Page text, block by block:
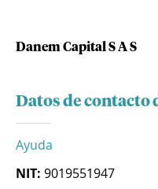
Danem Capital S A S
Datos de contacto
Ayuda
NIT: 9019551947